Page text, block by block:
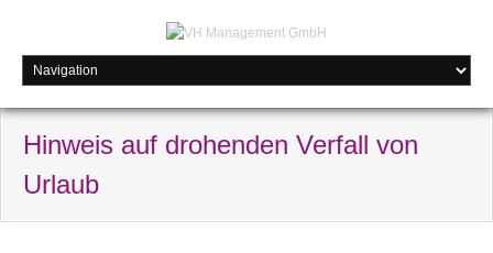
Hinweis auf drohenden Verfall von
Urlaub